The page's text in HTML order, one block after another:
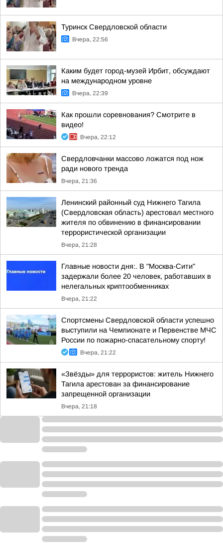
Туринск Свердловской области
Вчера, 22:56
Каким будет город-музей Ирбит, обсуждают
на международном уровне
Вчера, 22:39
Как прошли соревнования? Смотрите в
видео!
Вчера, 22:12
Свердловчанки массово ложатся под нож
ради нового тренда
Вчера, 21:36
Ленинский районный суд Нижнего Тагила
(Свердловская область) арестовал местного
жителя по обвинению в финансировании
террористической организации
Вчера, 21:28
Главные новости дня:. В "Москва-Сити"
задержали более 20 человек, работавших в
нелегальных криптообменниках
Вчера, 21:22
Спортсмены Свердловской области успешно
выступили на Чемпионате и Первенстве МЧС
России по пожарно-спасательному спорту!
Вчера, 21:22
«Звёзды» для террористов: житель Нижнего
Тагила арестован за финансирование
запрещенной организации
Вчера, 21:18